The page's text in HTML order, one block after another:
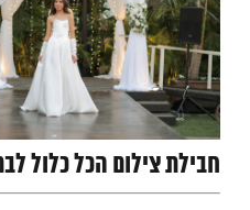
חבילת צילום הכל כלול